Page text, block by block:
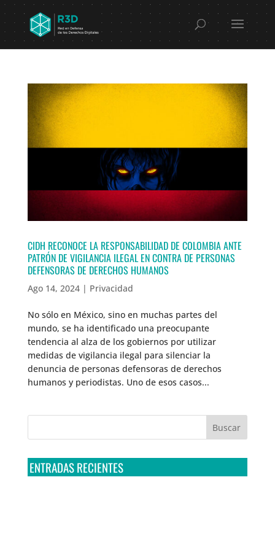
CIDH RECONOCE LA RESPONSABILIDAD DE COLOMBIA ANTE
PATRÓN DE VIGILANCIA ILEGAL EN CONTRA DE PERSONAS
DEFENSORAS DE DERECHOS HUMANOS
Ago 14, 2024| Privacidad
No sólo en México, sino en muchas partes del
mundo, se ha identificado una preocupante
tendencia al alza de los gobiernos por utilizar
medidas de vigilancia ilegal para silenciar la
denuncia de personas defensoras de derechos
humanos y periodistas. Uno de esos casos...
ENTRADAS RECIENTES